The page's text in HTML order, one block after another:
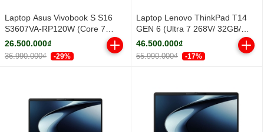
Laptop Asus Vivobook S S16
S3607VA-RP120W (Core 7
240H/ 16GB/ 512GB SSD/ 16
inch WUXGA/ Win11/ Silver/ Vỏ
nhôm)
26.500.000₫
36.990.000₫ -29%
Laptop Lenovo ThinkPad T14
GEN 6 (Ultra 7 268V/ 32GB/
512GB SSD/ 14 inch WUXGA/
NoOS/ Black/ Vỏ nhôm/ 3Y)
46.500.000₫
55.990.000₫ -17%